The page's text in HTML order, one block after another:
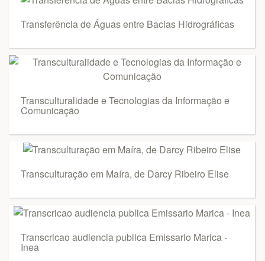
Transferência de Águas entre Bacias Hidrográficas
Transculturalidade e Tecnologias da Informação e
Comunicação
Transculturação em Maíra, de Darcy Ribeiro Elise
Transcricao audiencia publica Emissario Marica -
Inea